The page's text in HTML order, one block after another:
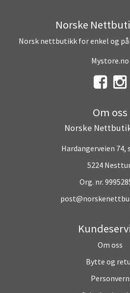
Norske
Norsk nettbutikk for enkel og
Mystore.no
Om oss
Norske
Hardangerveien 74,
5224
Org. nr.
Om oss
Bytte og
Personvern